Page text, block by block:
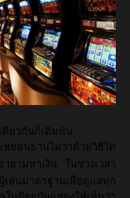
ดียวกันก็เดิมพัน
หย่อนยานไม่ว่าด้วยวิธีใด
ยามหาเงิน
ในช่วงเวลา
เล่นมาตรฐานเพื่อดูแลทุก